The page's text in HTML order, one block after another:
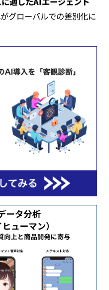
グローバルでの差別化に